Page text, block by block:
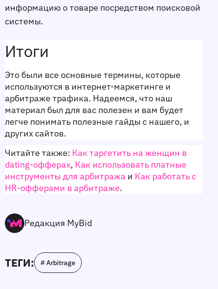
информацию о товаре посредством поисковой
системы.
Итоги
Это были все основные термины, которые
используются в интернет-маркетинге и
арбитраже трафика. Надеемся, что наш
материал был для вас полезен и вам будет
легче понимать полезные гайды с нашего, и
других сайтов.
Читайте также: Как таргетить на женщин в
dating-офферах, Как использовать платные
инструменты для арбитража и Как работать с
HR-офферами в арбитраже.
Редакция MyBid
ТЕГИ: # Arbitrage